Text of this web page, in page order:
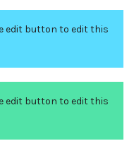
edit button to edit this
edit button to edit this